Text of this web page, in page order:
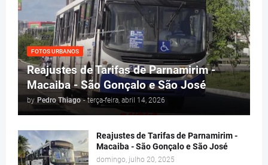
FOTOS URBANOS
Reajustes de Tarifas de Parnamirim -
Macaiba - São Gonçalo e São José
by Pedro Thiago - terça-feira, abril 14, 2026
Reajustes de Tarifas de Parnamirim -
Macaiba - São Gonçalo e São José
domingo, julho 20, 2025